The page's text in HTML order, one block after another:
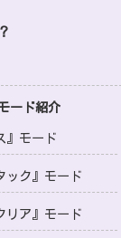
ード紹介
』モード
ック』モード
リア』モード